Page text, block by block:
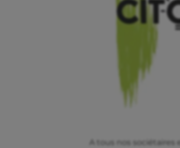
A tous nos sociétaires